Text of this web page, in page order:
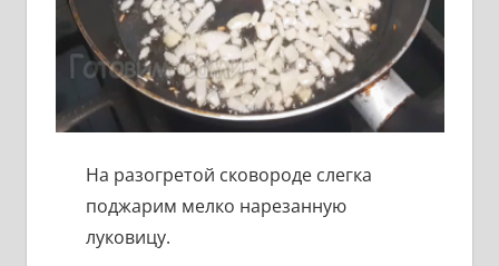
На разогретой сковороде слегка
поджарим мелко нарезанную
луковицу.